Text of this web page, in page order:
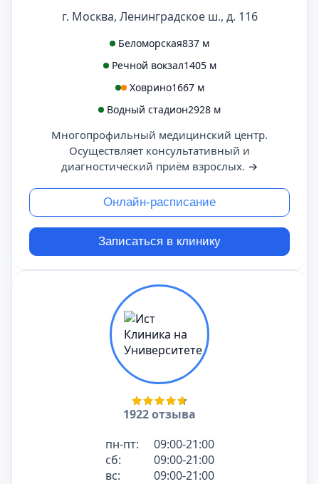
г. Москва, Ленинградское ш., д. 116
Беломорская837 м
Речной вокзал1405 м
Ховрино1667 м
Водный стадион2928 м
Многопрофильный медицинский центр.
Осуществляет консультативный и
диагностический приём взрослых. →
Онлайн-расписание
Записаться в клинику
1922 отзыва
пн-пт:
09:00-21:00
сб:
09:00-21:00
вс:
09:00-21:00